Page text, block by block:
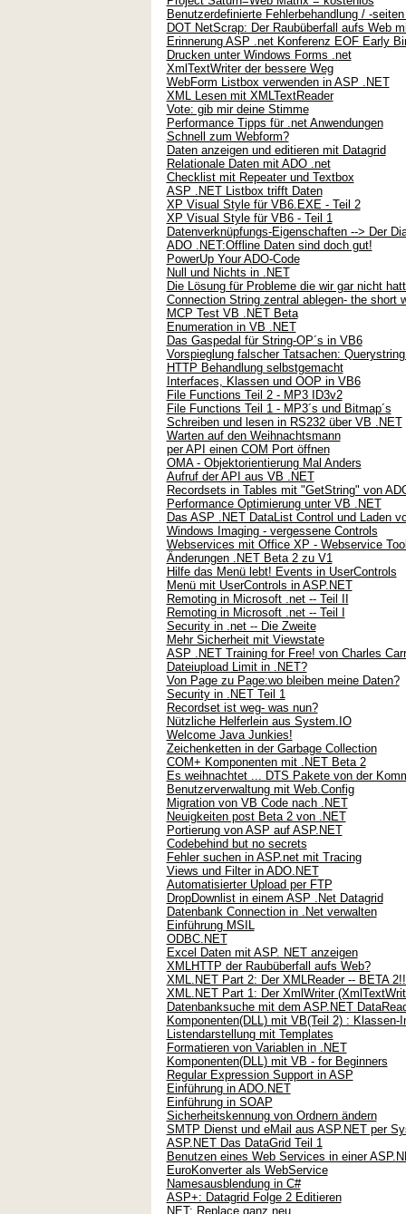
Benutzerdefinierte Fehlerbehandlung / -
DOT NetScrap: Der Raubüberfall aufs Web
Erinnerung ASP .net Konferenz EOF Early
Drucken unter Windows Forms .net
XmlTextWriter der bessere Weg
WebForm Listbox verwenden in ASP .NET
XML Lesen mit XMLTextReader
Vote: gib mir deine Stimme
Performance Tipps für .net Anwendungen
Schnell zum Webform?
Daten anzeigen und editieren mit Datagrid
Relationale Daten mit ADO .net
Checklist mit Repeater und Textbox
ASP .NET Listbox trifft Daten
XP Visual Style für VB6.EXE - Teil 2
XP Visual Style für VB6 - Teil 1
Datenverknüpfungs-Eigenschaften --> Der
ADO .NET:Offline Daten sind doch gut!
PowerUp Your ADO-Code
Null und Nichts in .NET
Die Lösung für Probleme die wir gar nicht
Connection String zentral ablegen- the short
MCP Test VB .NET Beta
Enumeration in VB .NET
Das Gaspedal für String-OP´s in VB6
Vorspieglung falscher Tatsachen:
HTTP Behandlung selbstgemacht
Interfaces, Klassen und OOP in VB6
File Functions Teil 2 - MP3 ID3v2
File Functions Teil 1 - MP3´s und Bitmap´s
Schreiben und lesen in RS232 über VB .NET
Warten auf den Weihnachtsmann
per API einen COM Port öffnen
OMA - Objektorientierung Mal Anders
Aufruf der API aus VB .NET
Recordsets in Tables mit "GetString" von
Performance Optimierung unter VB .NET
Das ASP .NET DataList Control und Laden
Windows Imaging - vergessene Controls
Webservices mit Office XP - Webservice
Änderungen .NET Beta 2 zu V1
Hilfe das Menü lebt! Events in UserControls
Menü mit UserControls in ASP.NET
Remoting in Microsoft .net -- Teil II
Remoting in Microsoft .net -- Teil I
Security in .net -- Die Zweite
Mehr Sicherheit mit Viewstate
ASP .NET Training for Free! von Charles
Dateiupload Limit in .NET?
Von Page zu Page:wo bleiben meine Daten?
Security in .NET Teil 1
Recordset ist weg- was nun?
Nützliche Helferlein aus System.IO
Welcome Java Junkies!
Zeichenketten in der Garbage Collection
COM+ Komponenten mit .NET Beta 2
Es weihnachtet ... DTS Pakete von der
Benutzerverwaltung mit Web.Config
Migration von VB Code nach .NET
Neuigkeiten post Beta 2 von .NET
Portierung von ASP auf ASP.NET
Codebehind but no secrets
Fehler suchen in ASP.net mit Tracing
Views und Filter in ADO.NET
Automatisierter Upload per FTP
DropDownlist in einem ASP .Net Datagrid
Datenbank Connection in .Net verwalten
Einführung MSIL
ODBC.NET
Excel Daten mit ASP. NET anzeigen
XMLHTTP der Raubüberfall aufs Web?
XML.NET Part 2: Der XMLReader -- BETA
XML.NET Part 1: Der XmlWriter
Datenbanksuche mit dem ASP.NET
Komponenten(DLL) mit VB(Teil 2) : Klassen-
Listendarstellung mit Templates
Formatieren von Variablen in .NET
Komponenten(DLL) mit VB - for Beginners
Regular Expression Support in ASP
Einführung in ADO.NET
Einführung in SOAP
Sicherheitskennung von Ordnern ändern
SMTP Dienst und eMail aus ASP.NET per
ASP.NET Das DataGrid Teil 1
Benutzen eines Web Services in einer
EuroKonverter als WebService
Namesausblendung in C#
ASP+: Datagrid Folge 2 Editieren
NET: Replace ganz neu